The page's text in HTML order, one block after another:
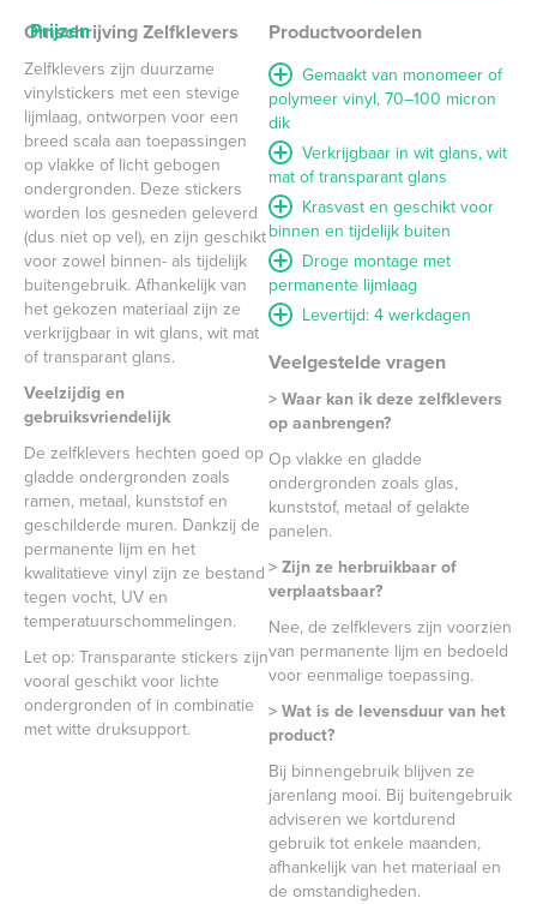
Prijzen
Omschrijving Zelfklevers
Zelfklevers zijn duurzame
vinylstickers met een stevige
lijmlaag, ontworpen voor een
breed scala aan toepassingen
op vlakke of licht gebogen
ondergronden. Deze stickers
worden los gesneden geleverd
(dus niet op vel), en zijn geschikt
voor zowel binnen- als tijdelijk
buitengebruik. Afhankelijk van
het gekozen materiaal zijn ze
verkrijgbaar in wit glans, wit mat
of transparant glans.
Veelzijdig en
gebruiksvriendelijk
De zelfklevers hechten goed op
gladde ondergronden zoals
ramen, metaal, kunststof en
geschilderde muren. Dankzij de
permanente lijm en het
kwalitatieve vinyl zijn ze bestand
tegen vocht, UV en
temperatuurschommelingen.
Let op: Transparante stickers zijn
vooral geschikt voor lichte
ondergronden of in combinatie
met witte druksupport.
Productvoordelen
Gemaakt van monomeer of
polymeer vinyl, 70–100 micron
dik
Verkrijgbaar in wit glans, wit
mat of transparant glans
Krasvast en geschikt voor
binnen en tijdelijk buiten
Droge montage met
permanente lijmlaag
Levertijd: 4 werkdagen
Veelgestelde vragen
> Waar kan ik deze zelfklevers
op aanbrengen?
Op vlakke en gladde
ondergronden zoals glas,
kunststof, metaal of gelakte
panelen.
> Zijn ze herbruikbaar of
verplaatsbaar?
Nee, de zelfklevers zijn voorzien
van permanente lijm en bedoeld
voor eenmalige toepassing.
> Wat is de levensduur van het
product?
Bij binnengebruik blijven ze
jarenlang mooi. Bij buitengebruik
adviseren we kortdurend
gebruik tot enkele maanden,
afhankelijk van het materiaal en
de omstandigheden.